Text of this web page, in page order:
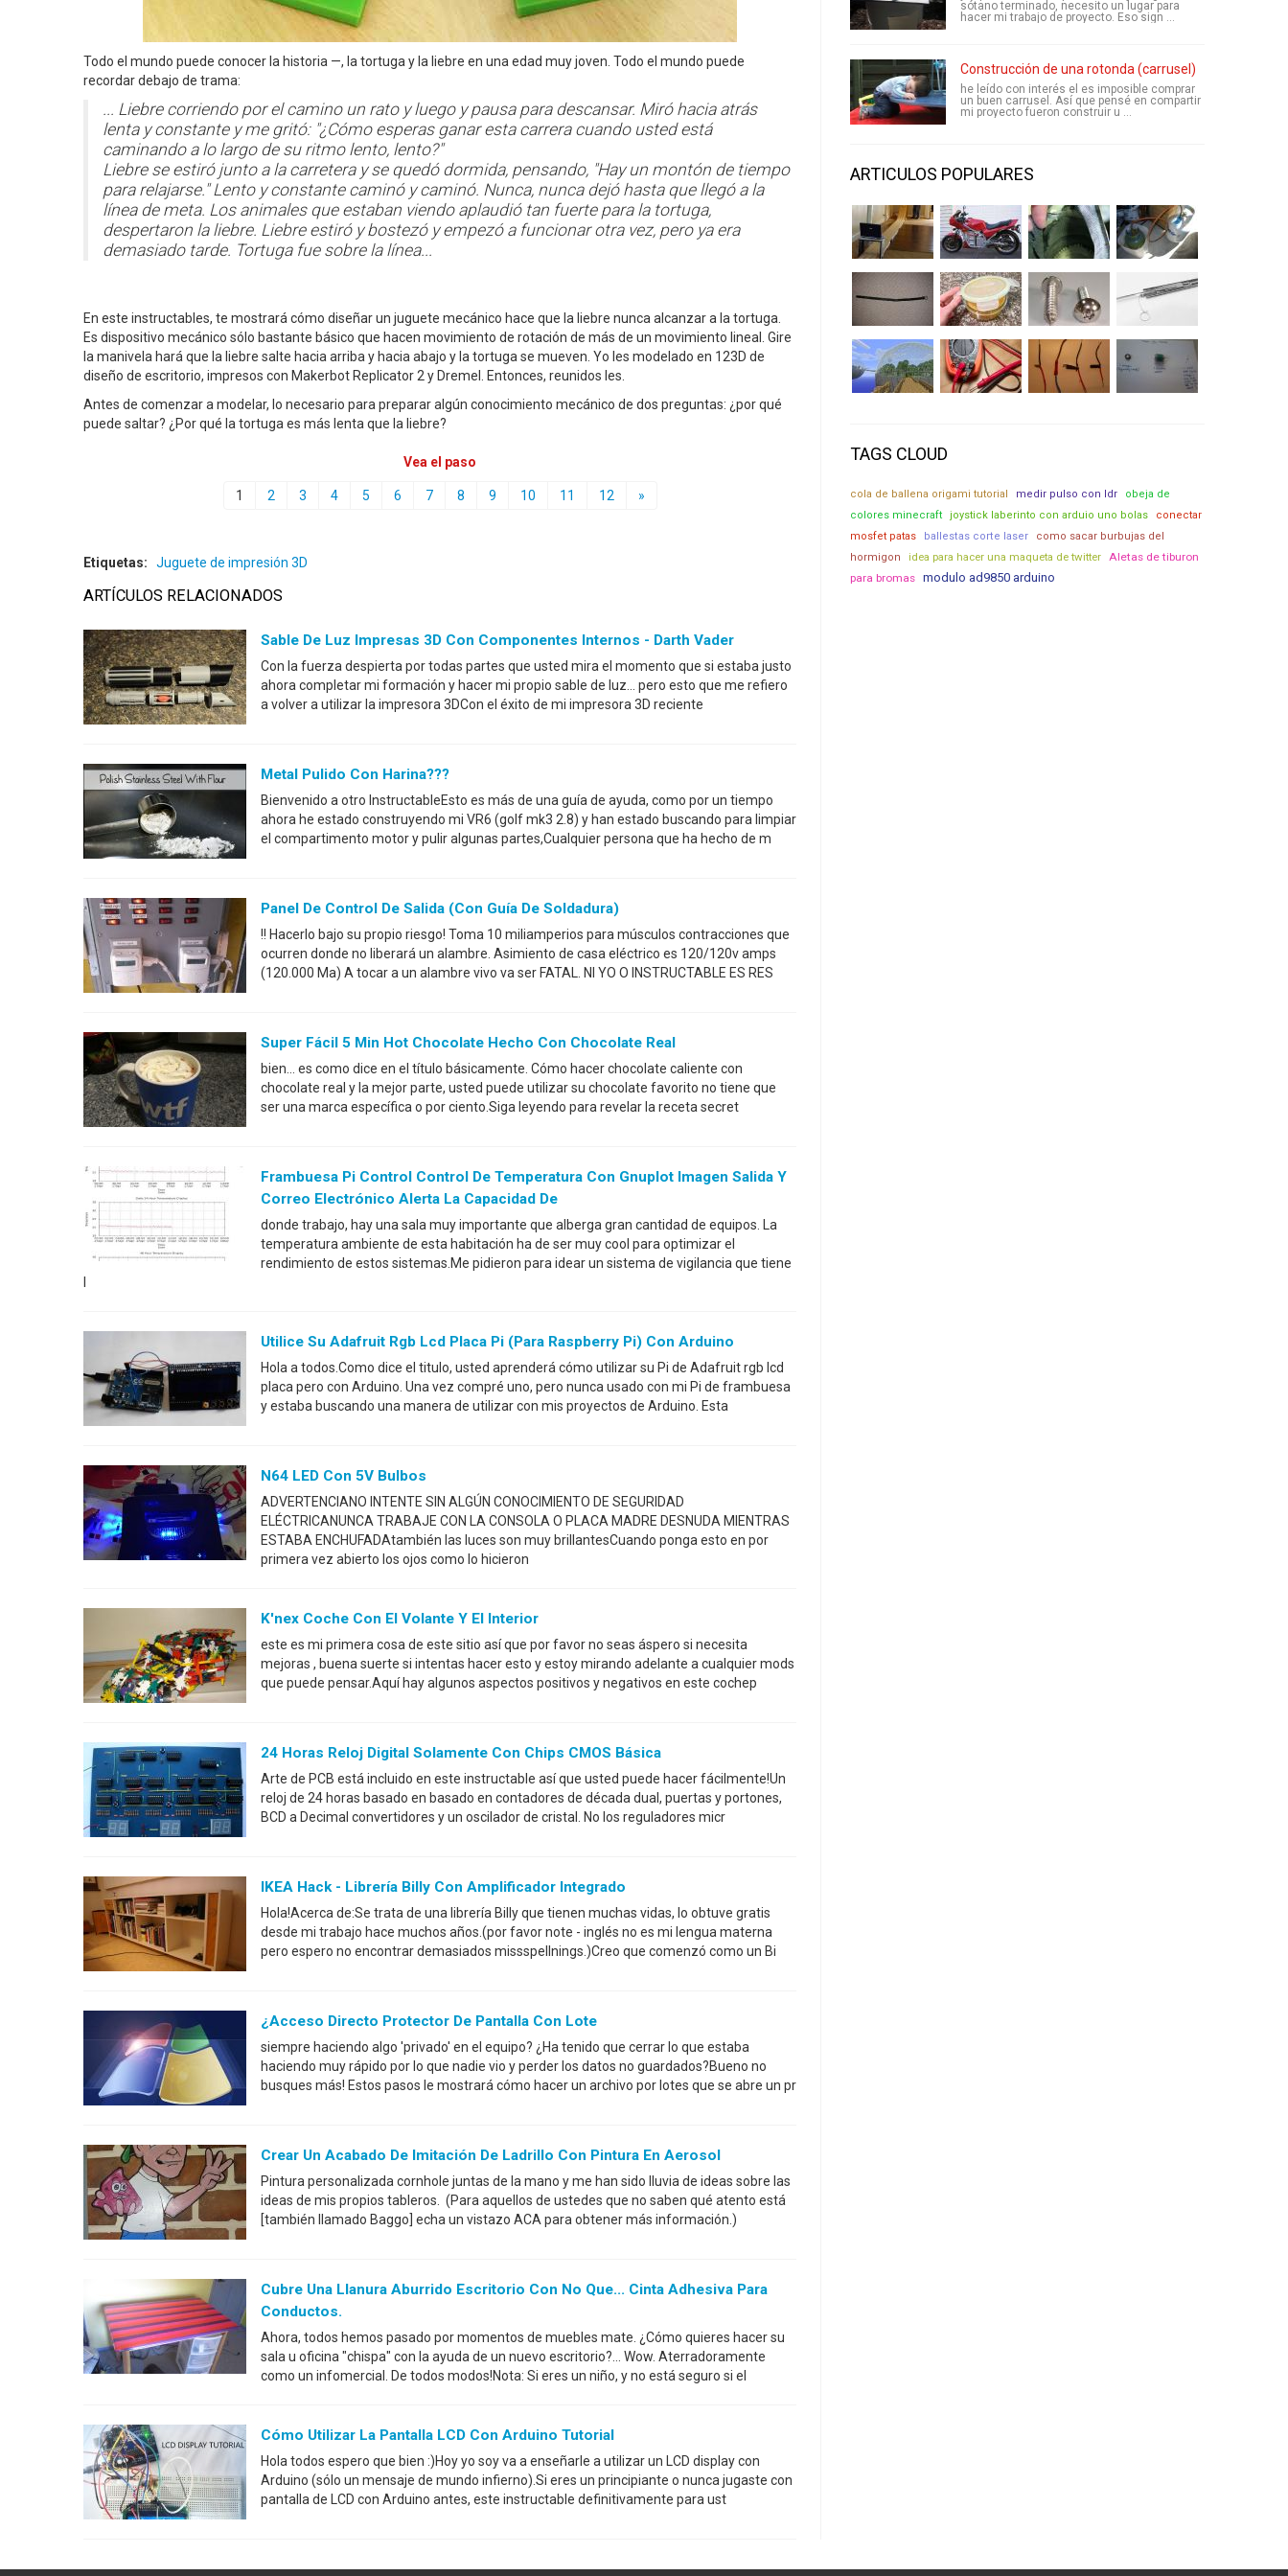
Todo el mundo puede conocer la historia —, la tortuga y la liebre en una edad muy joven. Todo el mundo puede
recordar debajo de trama:
... Liebre corriendo por el camino un rato y luego y pausa para descansar. Miró hacia atrás
lenta y constante y me gritó: "¿Cómo esperas ganar esta carrera cuando usted está
caminando a lo largo de su ritmo lento, lento?"
Liebre se estiró junto a la carretera y se quedó dormida, pensando, "Hay un montón de tiempo
para relajarse." Lento y constante caminó y caminó. Nunca, nunca dejó hasta que llegó a la
línea de meta. Los animales que estaban viendo aplaudió tan fuerte para la tortuga,
despertaron la liebre. Liebre estiró y bostezó y empezó a funcionar otra vez, pero ya era
demasiado tarde. Tortuga fue sobre la línea...
En este instructables, te mostrará cómo diseñar un juguete mecánico hace que la liebre nunca alcanzar a la tortuga.
Es dispositivo mecánico sólo bastante básico que hacen movimiento de rotación de más de un movimiento lineal. Gire
la manivela hará que la liebre salte hacia arriba y hacia abajo y la tortuga se mueven. Yo les modelado en 123D de
diseño de escritorio, impresos con Makerbot Replicator 2 y Dremel. Entonces, reunidos les.
Antes de comenzar a modelar, lo necesario para preparar algún conocimiento mecánico de dos preguntas: ¿por qué
puede saltar? ¿Por qué la tortuga es más lenta que la liebre?
Vea el paso
1 2 3 4 5 6 7 8 9 10 11 12 »
Etiquetas: Juguete de impresión 3D
ARTÍCULOS RELACIONADOS
Sable De Luz Impresas 3D Con Componentes Internos - Darth Vader
Con la fuerza despierta por todas partes que usted mira el momento que si estaba justo
ahora completar mi formación y hacer mi propio sable de luz... pero esto que me refiero
a volver a utilizar la impresora 3DCon el éxito de mi impresora 3D reciente
Metal Pulido Con Harina???
Bienvenido a otro InstructableEsto es más de una guía de ayuda, como por un tiempo
ahora he estado construyendo mi VR6 (golf mk3 2.8) y han estado buscando para limpiar
el compartimento motor y pulir algunas partes,Cualquier persona que ha hecho de m
Panel De Control De Salida (con Guía De Soldadura)
!! Hacerlo bajo su propio riesgo! Toma 10 miliamperios para músculos contracciones que
ocurren donde no liberará un alambre. Asimiento de casa eléctrico es 120/120v amps
(120.000 Ma) A tocar a un alambre vivo va ser FATAL. NI YO O INSTRUCTABLE ES RES
Super Fácil 5 Min Hot Chocolate Hecho Con Chocolate Real
bien... es como dice en el título básicamente. Cómo hacer chocolate caliente con
chocolate real y la mejor parte, usted puede utilizar su chocolate favorito no tiene que
ser una marca específica o por ciento.Siga leyendo para revelar la receta secret
Frambuesa Pi Control Control De Temperatura Con Gnuplot Imagen Salida Y
Correo Electrónico Alerta La Capacidad De
donde trabajo, hay una sala muy importante que alberga gran cantidad de equipos. La
temperatura ambiente de esta habitación ha de ser muy cool para optimizar el
rendimiento de estos sistemas.Me pidieron para idear un sistema de vigilancia que tiene
Utilice Su Adafruit Rgb Lcd Placa Pi (para Raspberry Pi) Con Arduino
Hola a todos.Como dice el titulo, usted aprenderá cómo utilizar su Pi de Adafruit rgb lcd
placa pero con Arduino. Una vez compré uno, pero nunca usado con mi Pi de frambuesa
y estaba buscando una manera de utilizar con mis proyectos de Arduino. Esta
N64 LED Con 5V Bulbos
ADVERTENCIANO INTENTE SIN ALGÚN CONOCIMIENTO DE SEGURIDAD
ELÉCTRICANUNCA TRABAJE CON LA CONSOLA O PLACA MADRE DESNUDA MIENTRAS
ESTABA ENCHUFADAtambién las luces son muy brillantesCuando ponga esto en por
primera vez abierto los ojos como lo hicieron
K'nex Coche Con El Volante Y El Interior
este es mi primera cosa de este sitio así que por favor no seas áspero si necesita
mejoras , buena suerte si intentas hacer esto y estoy mirando adelante a cualquier mods
que puede pensar.Aquí hay algunos aspectos positivos y negativos en este cochep
24 Horas Reloj Digital Solamente Con Chips CMOS Básica
Arte de PCB está incluido en este instructable así que usted puede hacer fácilmente!Un
reloj de 24 horas basado en basado en contadores de década dual, puertas y portones,
BCD a Decimal convertidores y un oscilador de cristal. No los reguladores micr
IKEA Hack - Librería Billy Con Amplificador Integrado
Hola!Acerca de:Se trata de una librería Billy que tienen muchas vidas, lo obtuve gratis
desde mi trabajo hace muchos años.(por favor note - inglés no es mi lengua materna
pero espero no encontrar demasiados missspellnings.)Creo que comenzó como un Bi
¿Acceso Directo Protector De Pantalla Con Lote
siempre haciendo algo 'privado' en el equipo? ¿Ha tenido que cerrar lo que estaba
haciendo muy rápido por lo que nadie vio y perder los datos no guardados?Bueno no
busques más! Estos pasos le mostrará cómo hacer un archivo por lotes que se abre un pr
Crear Un Acabado De Imitación De Ladrillo Con Pintura En Aerosol
Pintura personalizada cornhole juntas de la mano y me han sido lluvia de ideas sobre las
ideas de mis propios tableros. (Para aquellos de ustedes que no saben qué atento está
[también llamado Baggo] echa un vistazo ACA para obtener más información.)
Cubre Una Llanura Aburrido Escritorio Con No Que... Cinta Adhesiva Para
Conductos.
Ahora, todos hemos pasado por momentos de muebles mate. ¿Cómo quieres hacer su
sala u oficina "chispa" con la ayuda de un nuevo escritorio?... Wow. Aterradoramente
como un infomercial. De todos modos!Nota: Si eres un niño, y no está seguro si el
Cómo Utilizar La Pantalla LCD Con Arduino Tutorial
Hola todos espero que bien :)Hoy yo soy va a enseñarle a utilizar un LCD display con
Arduino (sólo un mensaje de mundo infierno).Si eres un principiante o nunca jugaste con
pantalla de LCD con Arduino antes, este instructable definitivamente para ust
sótano terminado, necesito un lugar para
hacer mi trabajo de proyecto. Eso sign ...
Construcción de una rotonda (carrusel)
he leído con interés el es imposible comprar
un buen carrusel. Así que pensé en compartir
mi proyecto fueron construir u ...
ARTICULOS POPULARES
TAGS CLOUD
cola de ballena origami tutorial medir pulso con ldr
obeja de
colores minecraft
joystick laberinto con arduio uno bolas
conectar
mosfet patas
ballestas corte laser
como sacar burbujas del
hormigon
idea para hacer una maqueta de twitter Aletas de tiburon
para bromas modulo ad9850 arduino